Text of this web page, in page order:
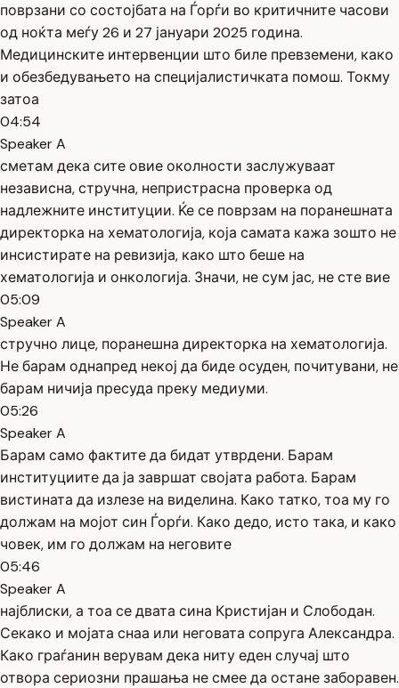
поврзани со состојбата на Ѓорѓи во критичните часови
од ноќта меѓу 26 и 27 јануари 2025 година.
Медицинските интервенции што биле превземени, како
и обезбедувањето на специјалистичката помош. Токму
затоа
04:54
Speaker A
сметам дека сите овие околности заслужуваат
независна, стручна, непристрасна проверка од
надлежните институции. Ќе се поврзам на поранешната
директорка на хематологија, која самата кажа зошто не
инсистирате на ревизија, како што беше на
хематологија и онкологија. Значи, не сум јас, не сте вие
05:09
Speaker A
стручно лице, поранешна директорка на хематологија.
Не барам однапред некој да биде осуден, почитувани, не
барам ничија пресуда преку медиуми.
05:26
Speaker A
Барам само фактите да бидат утврдени. Барам
институциите да ја завршат својата работа. Барам
вистината да излезе на виделина. Како татко, тоа му го
должам на мојот син Ѓорѓи. Како дедо, исто така, и како
човек, им го должам на неговите
05:46
Speaker A
најблиски, а тоа се двата сина Кристијан и Слободан.
Секако и мојата снаа или неговата сопруга Александра.
Како граѓанин верувам дека ниту еден случај што
отвора сериозни прашања не смее да остане заборавен.